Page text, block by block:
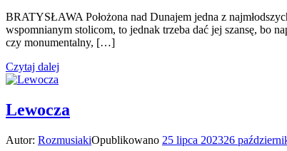
BRATYSŁAWA Położona nad Dunajem jedna z
wspomnianym stolicom, to jednak trzeba dać jej szansę, bo
czy monumentalny, […]
Czytaj dalej
Lewocza
Autor: RozmusiakiOpublikowano 25 lipca 202326